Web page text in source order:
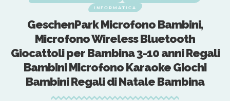
Bambini,
Bluetooth
3-10 anni Regali
Karaoke Giochi
Natale Bambina
Accessori Anni
Look Perfetto per
per Capelli Neon,
Tanto